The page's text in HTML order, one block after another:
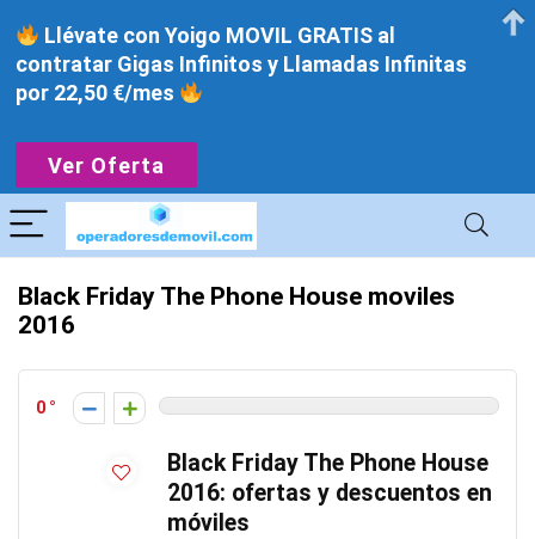
Black Friday The Phone House moviles
2016
0
Black Friday The Phone House
2016: ofertas y descuentos en
móviles
Llévate con Yoigo MOVIL GRATIS al
contratar Gigas Infinitos y Llamadas Infinitas
por 22,50 €/mes
Ver Oferta